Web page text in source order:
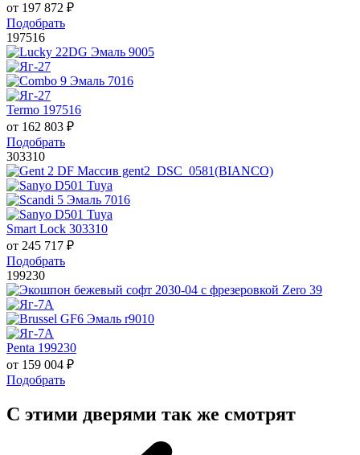
от 197 872 ₽
Подобрать
197516
Termo 197516
от 162 803 ₽
Подобрать
303310
Smart Lock 303310
от 245 717 ₽
Подобрать
199230
Penta 199230
от 159 004 ₽
Подобрать
С этими дверями так же смотрят